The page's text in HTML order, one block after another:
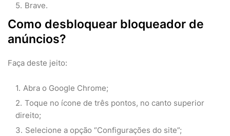
Brave.
Como desbloquear bloqueador de
anúncios?
Faça deste jeito:
Abra o Google Chrome;
Toque no ícone de três pontos, no canto superior
direito;
Selecione a opção “Configurações do site”;